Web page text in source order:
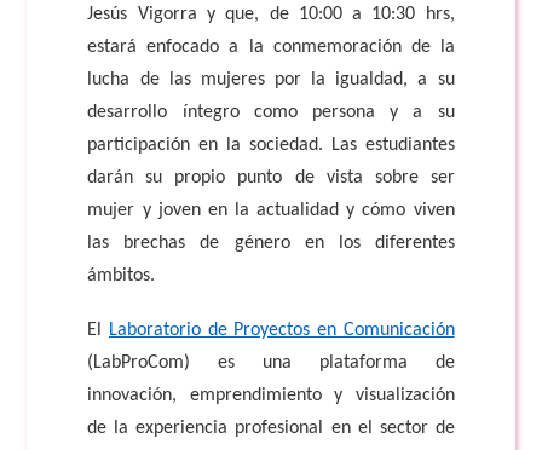
Jesús Vigorra y que, de 10:00 a 10:30 hrs,
estará enfocado a la conmemoración de la
lucha de las mujeres por la igualdad, a su
desarrollo íntegro como persona y a su
participación en la sociedad. Las estudiantes
darán su propio punto de vista sobre ser
mujer y joven en la actualidad y cómo viven
las brechas de género en los diferentes
ámbitos.
El
Laboratorio de Proyectos en Comunicación
(LabProCom) es una plataforma de
innovación, emprendimiento y visualización
de la experiencia profesional en el sector de